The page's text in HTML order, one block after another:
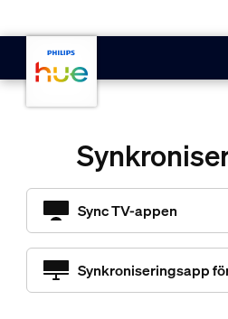
Sync TV-appen
Synkroniseringsapp